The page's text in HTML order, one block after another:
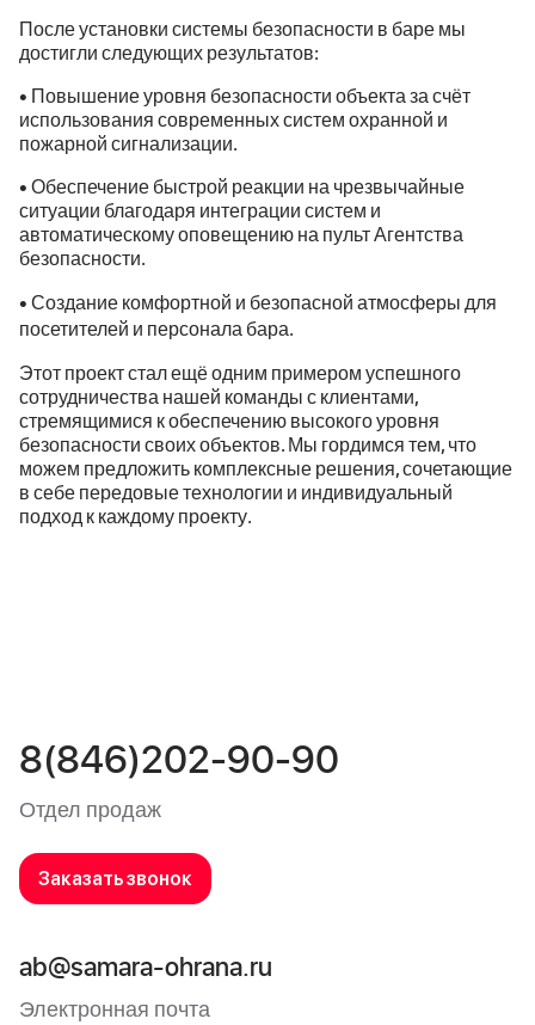
После установки системы безопасности в баре мы
достигли следующих результатов:
• Повышение уровня безопасности объекта за счёт
использования современных систем охранной и
пожарной сигнализации.
• Обеспечение быстрой реакции на чрезвычайные
ситуации благодаря интеграции систем и
автоматическому оповещению на пульт Агентства
безопасности.
• Создание комфортной и безопасной атмосферы для
посетителей и персонала бара.
Этот проект стал ещё одним примером успешного
сотрудничества нашей команды с клиентами,
стремящимися к обеспечению высокого уровня
безопасности своих объектов. Мы гордимся тем, что
можем предложить комплексные решения, сочетающие
в себе передовые технологии и индивидуальный
подход к каждому проекту.
8(846)202-90-90
Отдел продаж
Заказать звонок
ab@samara-ohrana.ru
Электронная почта